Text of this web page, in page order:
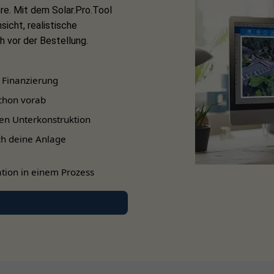
Mit dem Solar.Pro.Tool
realistische
vor der Bestellung.
vorab
Unterkonstruktion
deine Anlage
in einem Prozess